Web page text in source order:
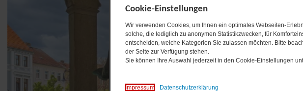
Cookie-Einstellungen
Wir verwenden Cookies, um Ihnen ein optimales Webseiten-
solche, die lediglich zu anonymen Statistikzwecken, für
entscheiden, welche Kategorien Sie zulassen möchten. Bitte
der Seite zur Verfügung stehen.
Sie können Ihre Auswahl jederzeit in den Cookie-Einstellungen
Impressum Datenschutzerklärung